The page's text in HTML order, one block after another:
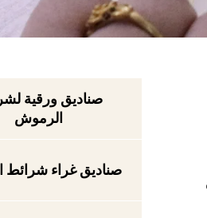
صناديق ورقية
الرموش
صناديق غراء